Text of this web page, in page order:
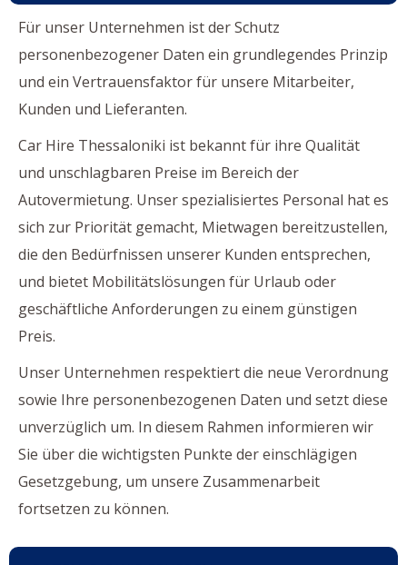
Für unser Unternehmen ist der Schutz
personenbezogener Daten ein grundlegendes Prinzip
und ein Vertrauensfaktor für unsere Mitarbeiter,
Kunden und Lieferanten.
Car Hire Thessaloniki ist bekannt für ihre Qualität
und unschlagbaren Preise im Bereich der
Autovermietung. Unser spezialisiertes Personal hat es
sich zur Priorität gemacht, Mietwagen bereitzustellen,
die den Bedürfnissen unserer Kunden entsprechen,
und bietet Mobilitätslösungen für Urlaub oder
geschäftliche Anforderungen zu einem günstigen
Preis.
Unser Unternehmen respektiert die neue Verordnung
sowie Ihre personenbezogenen Daten und setzt diese
unverzüglich um. In diesem Rahmen informieren wir
Sie über die wichtigsten Punkte der einschlägigen
Gesetzgebung, um unsere Zusammenarbeit
fortsetzen zu können.